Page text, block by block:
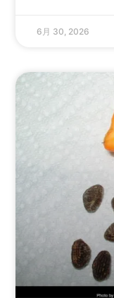
6月 30, 2026